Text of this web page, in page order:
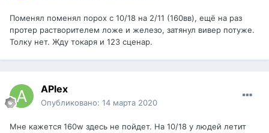
Поменял поменял порох с 10/18 на 2/11 (160вв), ещё на раз
протер растворителем ложе и железо, затянул вивер потуже.
Толку нет. Жду токаря и 123 сценар.
APlex
Опубликовано: 14 марта 2020
Мне кажется 160w здесь не пойдет. На 10/18 у людей летит